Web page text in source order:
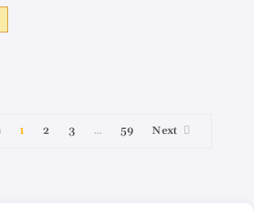
1 2 3 … 59 Next